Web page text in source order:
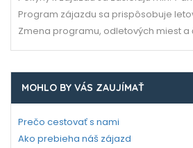
Program zájazdu sa prispôsobuje
Zmena programu, odletových miest a
MOHLO BY VÁS ZAUJÍMAŤ
Prečo cestovať s nami
Ako prebieha náš zájazd